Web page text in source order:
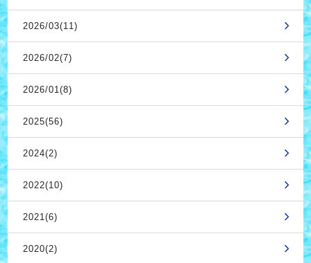
2026/03(11)
2026/02(7)
2026/01(8)
2025(56)
2024(2)
2022(10)
2021(6)
2020(2)